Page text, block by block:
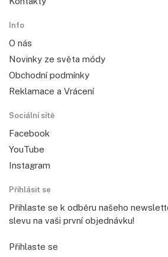
Info
O nás
Novinky ze světa módy
Obchodní podmínky
Reklamace a Vrácení
Sociální sítě
Facebook
YouTube
Instagram
Přihlásit se
Přihlaste se k odběru našeho
slevu na vaši první objednávku!
Přihlaste se